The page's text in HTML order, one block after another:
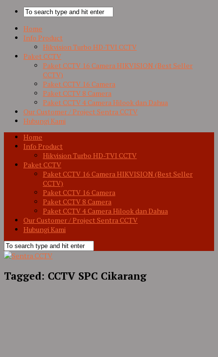
Home
Info Product
Hikvision Turbo HD-TVI CCTV
Paket CCTV
Paket CCTV 16 Camera HIKVISION (Best Seller
CCTV)
Paket CCTV 16 Camera
Paket CCTV 8 Camera
Paket CCTV 4 Camera Hilook dan Dahua
Our Customer / Project Sentra CCTV
Hubungi Kami
Home
Info Product
Hikvision Turbo HD-TVI CCTV
Paket CCTV
Paket CCTV 16 Camera HIKVISION (Best Seller
CCTV)
Paket CCTV 16 Camera
Paket CCTV 8 Camera
Paket CCTV 4 Camera Hilook dan Dahua
Our Customer / Project Sentra CCTV
Hubungi Kami
Tagged: CCTV SPC Cikarang